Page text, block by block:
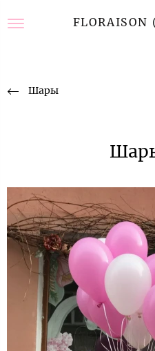
Шары